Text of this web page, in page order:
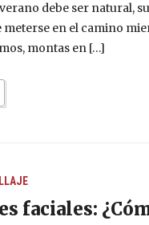
debe ser natural,
meterse en el camino
montas en […]
faciales: